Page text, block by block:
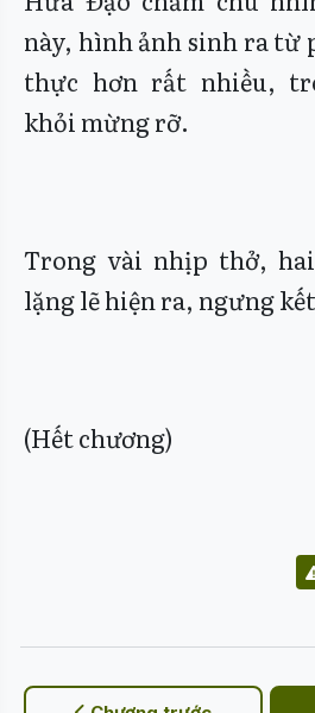
này, hình ảnh sinh ra từ
thực hơn rất nhiều,
khỏi mừng rỡ.
Trong vài nhịp thở,
lặng lẽ hiện ra, ngưng
(Hết chương)